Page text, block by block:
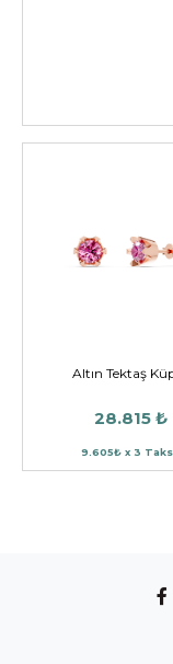
Altın Tektaş
28.815 ₺
9.605₺ x 3